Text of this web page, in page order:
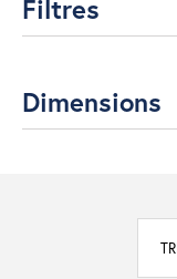
Filtres
Dimensions